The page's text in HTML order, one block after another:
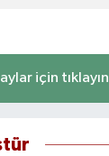
için tıklayın